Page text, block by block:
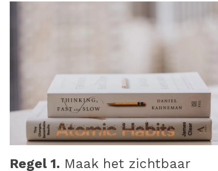
Regel 1. Maak het zichtbaar